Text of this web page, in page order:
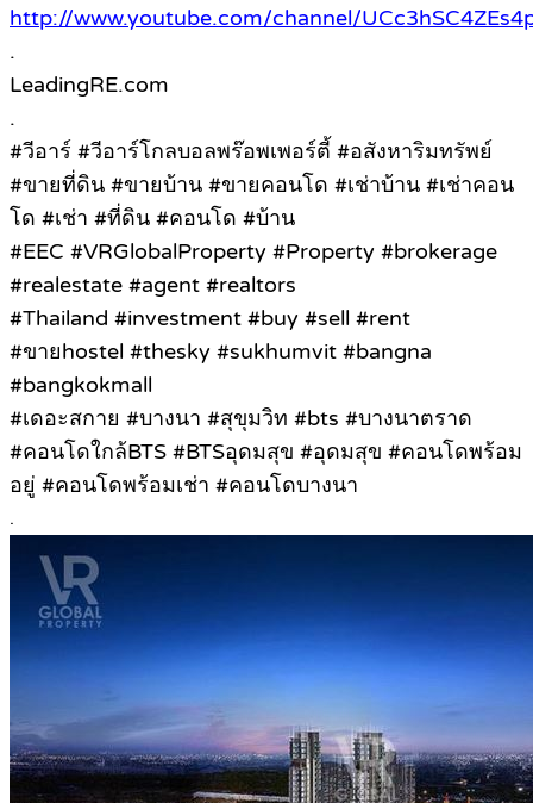
http://www.youtube.com/channel/
.
LeadingRE.com
.
#วีอาร์ #วีอาร์โกลบอลพร๊อพเพอร์ตี้ #อสังหาริมทรัพย์
#ขายที่ดิน #ขายบ้าน #ขายคอนโด #เช่าบ้าน #เช่าคอน
โด #เช่า #ที่ดิน #คอนโด #บ้าน
#EEC #VRGlobalProperty #Property #brokerage
#realestate #agent #realtors
#Thailand #investment #buy #sell #rent
#ขายhostel #thesky #sukhumvit #bangna
#bangkokmall
#เดอะสกาย #บางนา #สุขุมวิท #bts #บางนาตราด
#คอนโดใกล้BTS #BTSอุดมสุข #อุดมสุข #คอนโดพร้อม
อยู่ #คอนโดพร้อมเช่า #คอนโดบางนา
.